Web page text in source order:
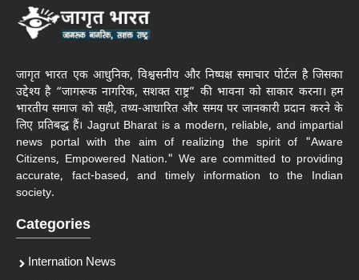
जागृत भारत एक आधुनिक, विश्वसनीय और निष्पक्ष समाचार पोर्टल है जिसका
उद्देश्य है “जागरूक नागरिक, सशक्त राष्ट्र” की भावना को साकार करना। हम
भारतीय समाज को सही, तथ्य-आधारित और समय पर जानकारी प्रदान करने के
लिए प्रतिबद्ध हैं। Jagrut Bharat is a modern, reliable, and impartial
news portal with the aim of realizing the spirit of "Aware
Citizens, Empowered Nation." We are committed to providing
accurate, fact-based, and timely information to the Indian
society.
Categories
Internation News